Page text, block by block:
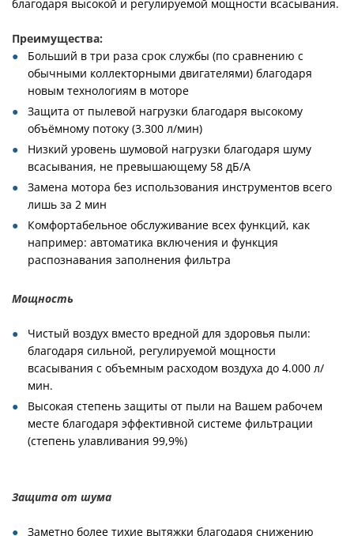
благодаря высокой и регулируемой мощности всасывания.
Преимущества:
Больший в три раза срок службы (по сравнению с
обычными коллекторными двигателями) благодаря
новым технологиям в моторе
Защита от пылевой нагрузки благодаря высокому
объёмному потоку (3.300 л/мин)
Низкий уровень шумовой нагрузки благодаря шуму
всасывания, не превышающему 58 дБ/A
Замена мотора без использования инструментов всего
лишь за 2 мин
Комфортабельное обслуживание всех функций, как
например: автоматика включения и функция
распознавания заполнения фильтра
Мощность
Чистый воздух вместо вредной для здоровья пыли:
благодаря сильной, регулируемой мощности
всасывания с объемным расходом воздуха до 4.000 л/
мин.
Высокая степень защиты от пыли на Вашем рабочем
месте благодаря эффективной системе фильтрации
(степень улавливания 99,9%)
Защита от шума
Заметно более тихие вытяжки благодаря снижению